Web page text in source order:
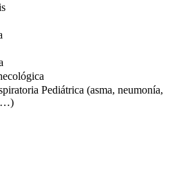
Pediátrica (asma, neumonía,